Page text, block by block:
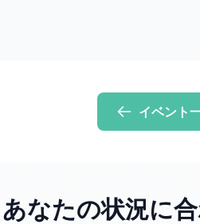
イベント
あなたの状況に